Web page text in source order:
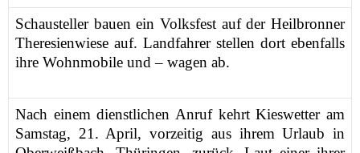
Schausteller bauen ein Volksfest auf der Heilbronner
Theresienwiese auf. Landfahrer stellen dort ebenfalls
ihre Wohnmobile und – wagen ab.
Nach einem dienstlichen Anruf kehrt Kieswetter am
Samstag, 21. April, vorzeitig aus ihrem Urlaub in